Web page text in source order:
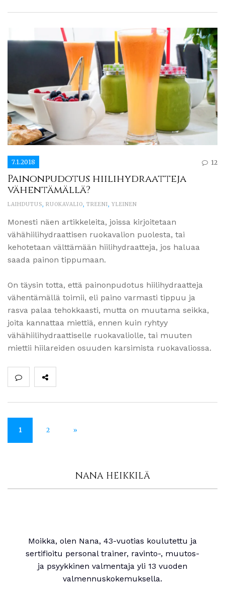
7.1.2018 12
Painonpudotus hiilihydraatteja
vähentämällä?
LAIHDUTUS, RUOKAVALIO, TREENI, YLEINEN
Monesti näen artikkeleita, joissa kirjoitetaan
vähähiilihydraattisen ruokavalion puolesta, tai
kehotetaan välttämään hiilihydraatteja, jos haluaa
saada painon tippumaan.
On täysin totta, että painonpudotus hiilihydraatteja
vähentämällä toimii, eli paino varmasti tippuu ja
rasva palaa tehokkaasti, mutta on muutama seikka,
joita kannattaa miettiä, ennen kuin ryhtyy
vähähiilihydraattiselle ruokavaliolle, tai muuten
miettii hiilareiden osuuden karsimista ruokavaliossa.
1 2 »
NANA HEIKKILÄ
Moikka, olen Nana, 43-vuotias koulutettu ja
sertifioitu personal trainer, ravinto-, muutos-
ja psyykkinen valmentaja yli 13 vuoden
valmennuskokemuksella.